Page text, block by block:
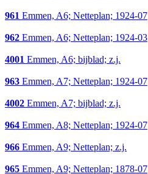
961 Emmen, A6; Netteplan; 1924-07
962 Emmen, A6; Netteplan; 1924-03
4001 Emmen, A6; bijblad; z.j.
963 Emmen, A7; Netteplan; 1924-07
4002 Emmen, A7; bijblad; z.j.
964 Emmen, A8; Netteplan; 1924-07
966 Emmen, A9; Netteplan; z.j.
965 Emmen, A9; Netteplan; 1878-07